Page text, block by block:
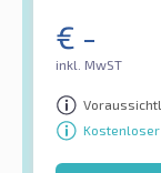
€ -
inkl. MwST